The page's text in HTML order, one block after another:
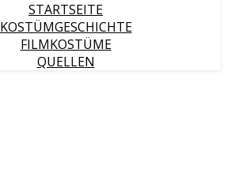
STARTSEITE
KOSTÜMGESCHICHTE
FILMKOSTÜME
QUELLEN